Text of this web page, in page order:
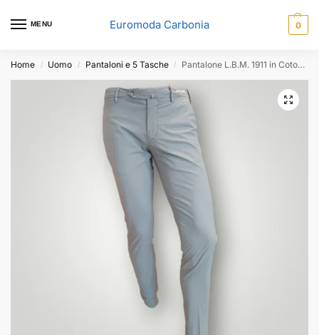
MENU Euromoda Carbonia 0
Home / Uomo / Pantaloni e 5 Tasche / Pantalone L.B.M. 1911 in Cotone Grigio Perla